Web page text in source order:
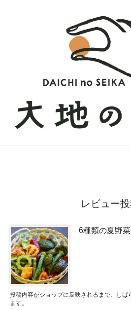
レビュー
6種類の夏野
投稿内容がショップに反映されるまで、しば
ます。